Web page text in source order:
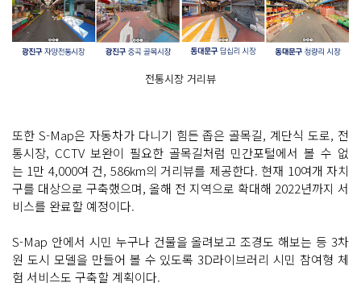
전통시장 거리뷰
또한 S-Map은 자동차가 다니기 힘든 좁은 골목길, 계단식 도로, 전
통시장, CCTV 보완이 필요한 골목길처럼 민간포털에서 볼 수 없
는 1만 4,000여 건, 586km의 거리뷰를 제공한다. 현재 10여개 자치
구를 대상으로 구축했으며, 올해 전 지역으로 확대해 2022년까지 서
비스를 완료할 예정이다.
S-Map 안에서 시민 누구나 건물을 올려보고 조경도 해보는 등 3차
원 도시 모델을 만들어 볼 수 있도록 3D라이브러리 시민 참여형 체
험 서비스도 구축할 계획이다.